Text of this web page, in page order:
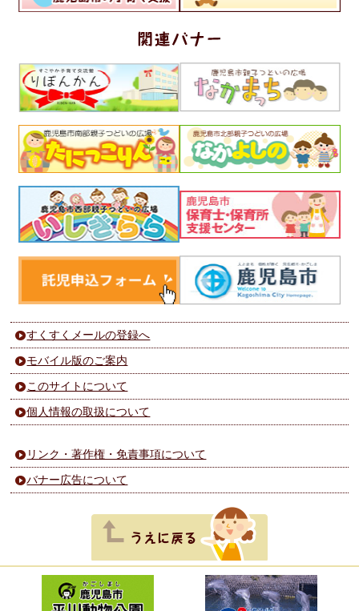
すくすくメールの登録へ
モバイル版のご案内
このサイトについて
個人情報の取扱について
リンク・著作権・免責事項について
バナー広告について